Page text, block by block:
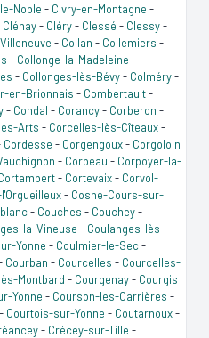
Noble - Civry-en-Montagne -
Clénay- Cléry- Clessé - Clessy-
- Collan - Collemiers -
- Collonge-la-Madeleine -
- Collonges-lès-Bévy- Colméry-
en-Brionnais - Combertault-
- Condal - Corancy- Corberon -
Arts - Corcelles-lès-Cîteaux-
Cordesse - Corgengoux- Corgoloin
- Corpeau - Corpoyer-la-
- Cortevaix- Corvol-
- Cosne-Cours-sur-
- Couches - Couchey-
la-Vineuse - Coulanges-lès-
Yonne - Coulmier-le-Sec -
Courban - Courcelles - Courcelles-
Montbard - Courgenay- Courgis
Yonne - Courson-les-Carrières -
- Courtois-sur-Yonne - Coutarnoux-
- Crécey-sur-Tille -